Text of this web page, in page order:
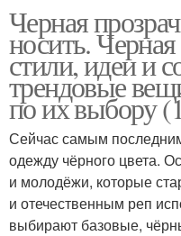
Черная
носить.
стили, идеи и
трендовые
по их выбору
Сейчас самым
одежду чёрного цвета.
и молодёжи, которые
и отечественным реп
выбирают базовые,